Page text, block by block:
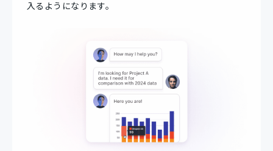
入るようになります。